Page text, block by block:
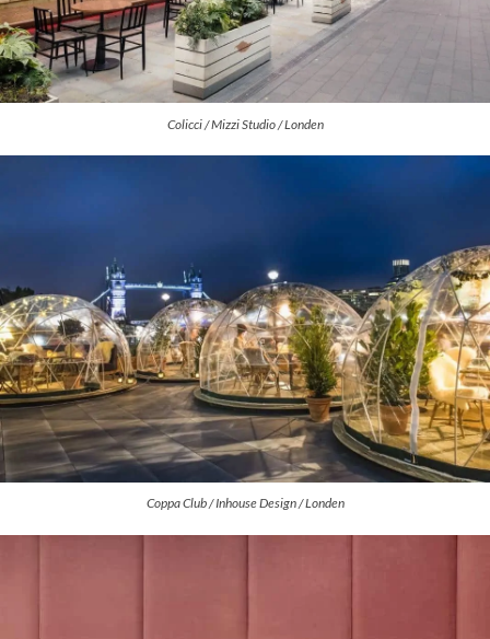
Colicci / Mizzi Studio / Londen
Coppa Club / Inhouse Design / Londen